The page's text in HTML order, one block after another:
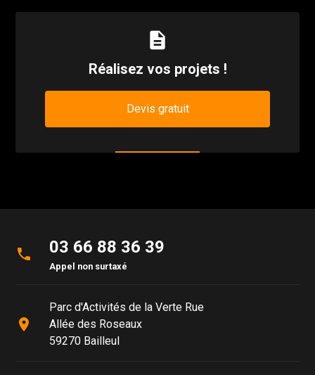
description
Réalisez vos projets !
Devis gratuit
phone 03 66 88 36 39
Appel non surtaxé
place
Parc d'Activités de la Verte Rue
Allée des Roseaux
59270 Bailleul